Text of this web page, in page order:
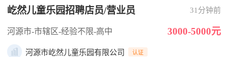
屹然儿童乐园招聘店员/营业员 31分钟前
河源市-市辖区-经验不限-高中 3000-5000元
河源市屹然儿童乐园有限公司 认证